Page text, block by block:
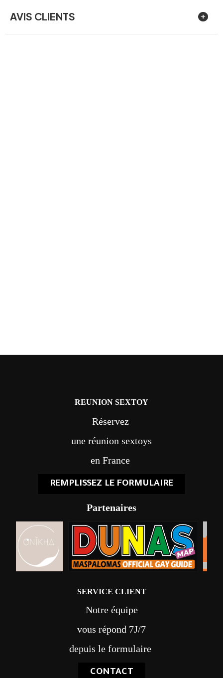
AVIS CLIENTS
REUNION SEXTOY
Réservez
une réunion sextoys
en France
REMPLISSEZ LE FORMULAIRE
Partenaires
SERVICE CLIENT
Notre équipe
vous répond 7J/7
depuis le formulaire
CONTACT